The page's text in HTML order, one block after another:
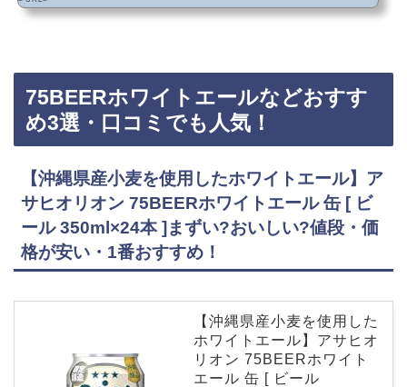
75BEERホワイトエールなどおすす
め3選・口コミでも人気！
【沖縄県産小麦を使用したホワイトエール】ア
サヒオリオン 75BEERホワイトエール 缶 [ ビ
ール 350ml×24本 ]まずい?おいしい?値段・価
格が安い・1番おすすめ！
【沖縄県産小麦を使用した
ホワイトエール】アサヒオ
リオン 75BEERホワイト
エール 缶 [ ビール